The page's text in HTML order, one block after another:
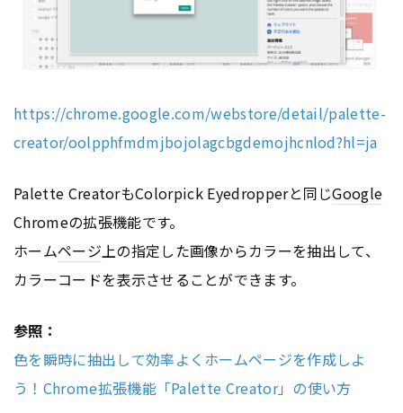
https://chrome.google.com/webstore/detail/palette-
creator/oolpphfmdmjbojolagcbgdemojhcnlod?hl=ja
Palette CreatorもColorpick Eyedropperと同じGoogle
Chromeの拡張機能です。
ホームページ上の指定した画像からカラーを抽出して、
カラーコードを表示させることができます。
参照：
色を瞬時に抽出して効率よくホームページを作成しよ
う！Chrome拡張機能「Palette Creator」の使い方